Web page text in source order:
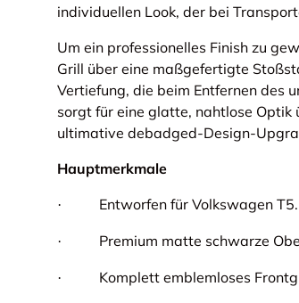
individuellen Look, der bei
Um ein professionelles Finish zu
Grill über eine maßgefertigte
Vertiefung, die beim Entfernen des
sorgt für eine glatte, nahtlose
ultimative debadged-Design-
Hauptmerkmale
· Entworfen für Volkswagen
· Premium matte schwarze
· Komplett emblemloses